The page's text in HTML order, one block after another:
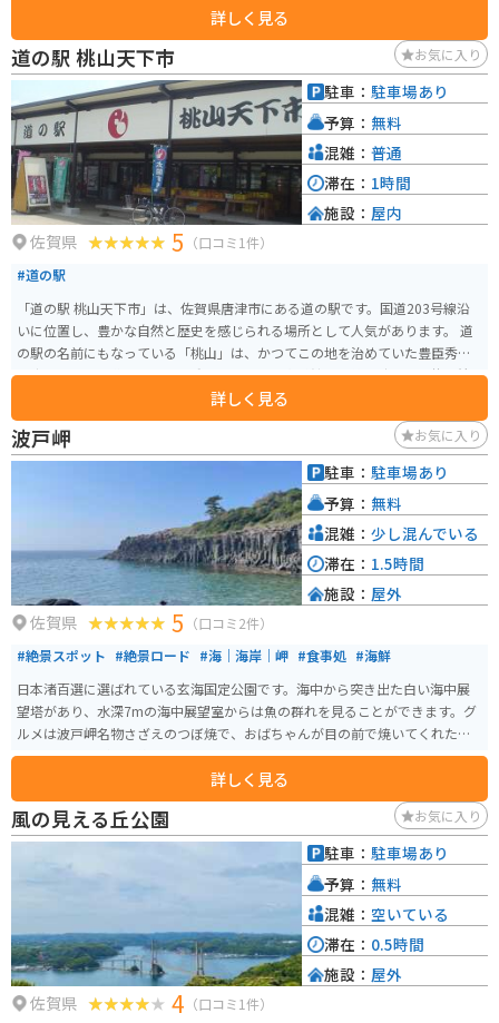
れる場合、道の駅には広い駐車場が完備されているので安心です。周辺に
は、リアス式海岸の美しい景色を眺めながら走ることができるルートがいく
つもあるので、ツーリングにも最適です。 松浦市は、アジやサバなどの水揚
げが盛んな地域です。道の駅で購入した新鮮な魚介類をその場で味わうのも
良いですし、お土産に持ち帰るのも良いでしょう。また、松浦焼という伝統
工芸品も有名です。
詳しく見る
道の駅 桃山天下市 お気に入り
佐賀県 5 （口コミ1件）
#道の駅
「道の駅 桃山天下市」は、佐賀県唐津市にある道の駅です。国道203号線沿
いに位置し、豊かな自然と歴史を感じられる場所として人気があります。 道
の駅の名前にもなっている「桃山」は、かつてこの地を治めていた豊臣秀吉
に由来します。道の駅には、秀吉にちなんだ資料館や、戦国時代の衣装を着
て写真撮影ができるコーナーなどがあります。 また、地元の特産品を販売す
る直売所も併設されており、新鮮な野菜や果物、加工品などを購入すること
ができます。特に、佐賀県産のブランドいちご「さがほのか」は、甘みと酸
味のバランスが良く、お土産に最適です。 バイクで訪れる際は、広々とした
駐車場が完備されているので安心です。道の駅周辺には、風光明媚な海岸線
や、歴史的な史跡など、ツーリングスポットも点在しています。 【おすすめ
情報】 * 佐賀県産いちご「さがほのか」 * 豊臣秀吉関連の展示 * 広々とした
駐車場 * ツーリングの中継地点におすすめ
詳しく見る
駐車： 駐車場あり
予算： 無料
混雑： 普通
滞在： 1時間
施設： 屋内
波戸岬 お気に入り
佐賀県 5 （口コミ2件）
#絶景スポット #絶景ロード #海｜海岸｜岬 #食事処 #海鮮
日本渚百選に選ばれている玄海国定公園です。海中から突き出た白い海中展
望塔があり、水深7mの海中展望室からは魚の群れを見ることができます。グ
ルメは波戸岬名物さざえのつぼ焼で、おばちゃんが目の前で焼いてくれたも
のを食すことができ絶品です。
詳しく見る
駐車： 駐車場あり
予算： 無料
混雑： 少し混んでいる
滞在： 1.5時間
施設： 屋外
風の見える丘公園 お気に入り
佐賀県 4 （口コミ1件）
駐車： 駐車場あり
予算： 無料
混雑： 空いている
滞在： 0.5時間
施設： 屋外